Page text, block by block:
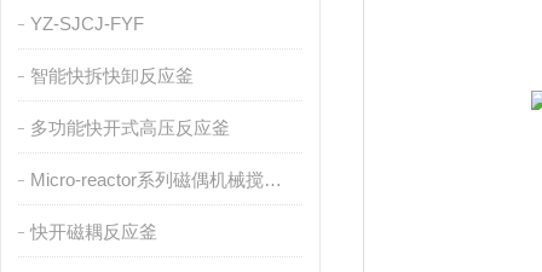
YZ-SJCJ-FYF
智能快拆快卸反应釜
多功能快开式高压反应釜
Micro-reactor系列磁偶机械搅拌反应釜
快开磁耦反应釜